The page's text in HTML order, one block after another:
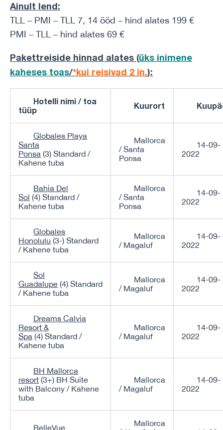
Ainult lend:
TLL – PMI – TLL 7, 14 ööd – hind alates 199 €
PMI – TLL – hind alates 69 €
Pakettreiside hinnad alates (üks inimene
kaheses toas/*kui reisivad 2 in.):
Hotelli nimi / toa
tüüp
Kuurort
Globales Playa
Santa
Ponsa (3) Standard /
Kahene tuba
Mallorca
/ Santa
Ponsa
14-09-
2022
Bahia Del
Sol (4) Standard /
Kahene tuba
Mallorca
/ Santa
Ponsa
14-09-
2022
Globales
Honolulu (3-) Standard
/ Kahene tuba
Mallorca
/ Magaluf
14-09-
2022
Sol
Guadalupe (4) Standard
/ Kahene tuba
Mallorca
/ Magaluf
14-09-
2022
Dreams Calvia
Resort &
Spa (4) Standard /
Kahene tuba
Mallorca
/ Magaluf
14-09-
2022
BH Mallorca
resort (3+) BH Suite
with Balcony / Kahene
tuba
Mallorca
/ Magaluf
14-09-
2022
BelleVue
Mallorca